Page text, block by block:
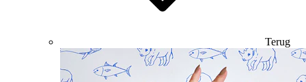
Terug